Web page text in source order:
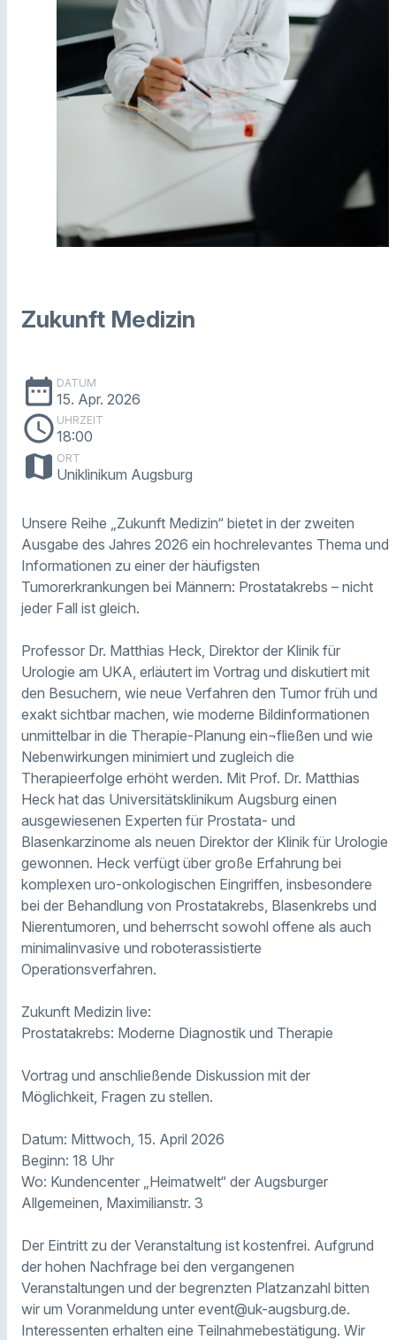
Zukunft Medizin
date_range DATUM
15. Apr. 2026
schedule UHRZEIT
18:00
map ORT
Uniklinikum Augsburg
Unsere Reihe „Zukunft Medizin“ bietet in der zweiten
Ausgabe des Jahres 2026 ein hochrelevantes Thema und
Informationen zu einer der häufigsten
Tumorerkrankungen bei Männern: Prostatakrebs – nicht
jeder Fall ist gleich.
Professor Dr. Matthias Heck, Direktor der Klinik für
Urologie am UKA, erläutert im Vortrag und diskutiert mit
den Besuchern, wie neue Verfahren den Tumor früh und
exakt sichtbar machen, wie moderne Bildinformationen
unmittelbar in die Therapie-Planung ein¬fließen und wie
Nebenwirkungen minimiert und zugleich die
Therapieerfolge erhöht werden. Mit Prof. Dr. Matthias
Heck hat das Universitätsklinikum Augsburg einen
ausgewiesenen Experten für Prostata- und
Blasenkarzinome als neuen Direktor der Klinik für Urologie
gewonnen. Heck verfügt über große Erfahrung bei
komplexen uro-onkologischen Eingriffen, insbesondere
bei der Behandlung von Prostatakrebs, Blasenkrebs und
Nierentumoren, und beherrscht sowohl offene als auch
minimalinvasive und roboterassistierte
Operationsverfahren.
Zukunft Medizin live:
Prostatakrebs: Moderne Diagnostik und Therapie
Vortrag und anschließende Diskussion mit der
Möglichkeit, Fragen zu stellen.
Datum: Mittwoch, 15. April 2026
Beginn: 18 Uhr
Wo: Kundencenter „Heimatwelt“ der Augsburger
Allgemeinen, Maximilianstr. 3
Der Eintritt zu der Veranstaltung ist kostenfrei. Aufgrund
der hohen Nachfrage bei den vergangenen
Veranstaltungen und der begrenzten Platzanzahl bitten
wir um Voranmeldung unter event@uk-augsburg.de.
Interessenten erhalten eine Teilnahmebestätigung. Wir